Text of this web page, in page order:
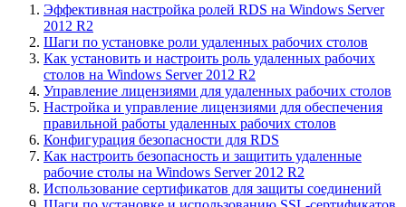
Эффективная настройка ролей RDS на Windows Server
2012 R2
Шаги по установке роли удаленных рабочих столов
Как установить и настроить роль удаленных рабочих
столов на Windows Server 2012 R2
Управление лицензиями для удаленных рабочих столов
Настройка и управление лицензиями для обеспечения
правильной работы удаленных рабочих столов
Конфигурация безопасности для RDS
Как настроить безопасность и защитить удаленные
рабочие столы на Windows Server 2012 R2
Использование сертификатов для защиты соединений